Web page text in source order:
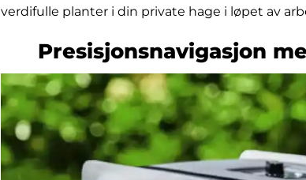
verdifulle planter i din private hage i løpet av
Presisjonsnavigasjon